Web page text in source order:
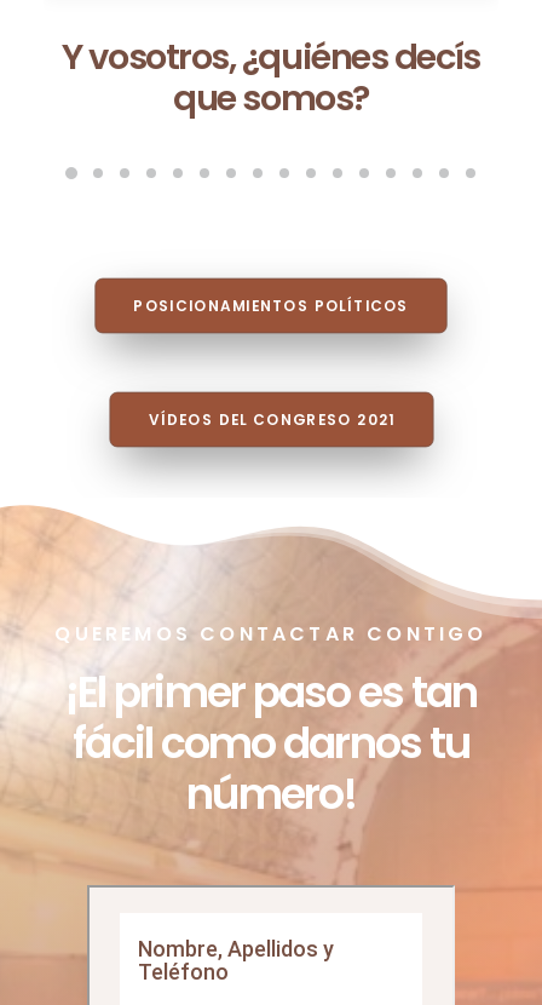
Ceuta no es una excepción:
es la consecuencia de un
vez que se repite
POSICIONAMIENTOS POLÍTICOS
QUEREMOS CONTACTAR CONTIGO
¡El primer paso es tan
fácil como darnos tu
número!